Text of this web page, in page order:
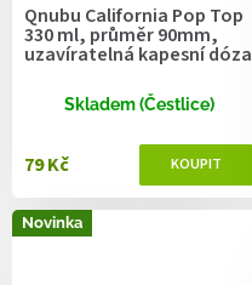
Qnubu California Pop Top
330 ml, průměr 90mm,
uzavíratelná kapesní dóza
Skladem (Čestlice)
79 Kč
Novinka